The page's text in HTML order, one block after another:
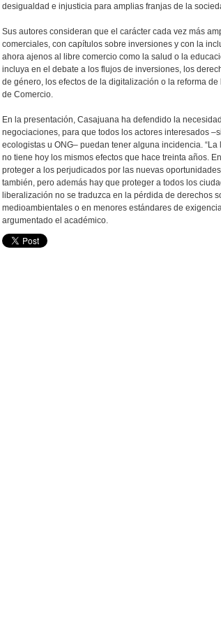
desigualdad e injusticia para amplias franjas de la
Sus autores consideran que el carácter cada vez más
comerciales, con capítulos sobre inversiones y con la
ahora ajenos al libre comercio como la salud o la
incluya en el debate a los flujos de inversiones, los
de género, los efectos de la digitalización o la reforma
de Comercio.
En la presentación, Casajuana ha defendido la
negociaciones, para que todos los actores interesados
ecologistas u ONG– puedan tener alguna incidencia.
no tiene hoy los mismos efectos que hace treinta años.
proteger a los perjudicados por las nuevas
también, pero además hay que proteger a todos los
liberalización no se traduzca en la pérdida de derechos
medioambientales o en menores estándares de
argumentado el académico.